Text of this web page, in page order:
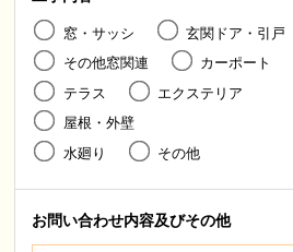
窓・サッシ
玄関ドア・引戸
その他窓関連
カーポート
テラス
エクステリア
屋根・外壁
水廻り
その他
お問い合わせ内容及びその他